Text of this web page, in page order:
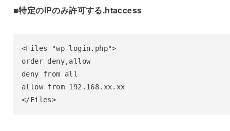
■特定のIPのみ許可する.htaccess
<Files "wp-login.php">
order deny,allow
deny from all
allow from 192.168.xx.xx
</Files>